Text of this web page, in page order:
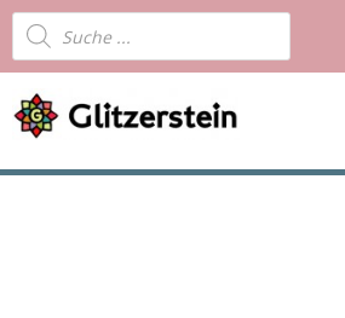
Zum
Inhalt
springen
Products
search